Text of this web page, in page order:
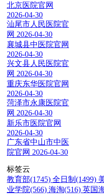
北京医院官网
2026-04-30
汕尾市人民医院官
网 2026-04-30
襄城县中医院官网
2026-04-30
兴文县人民医院官
网 2026-04-30
重庆东华医院官网
2026-04-30
菏泽市永康医院官
网 2026-04-30
新乐市医院官网
2026-04-30
广东省中山市中医
院官网 2026-04-30
标签云
教育部(1745) 全日制(1499)
业学院(566) 海淘(516) 英国